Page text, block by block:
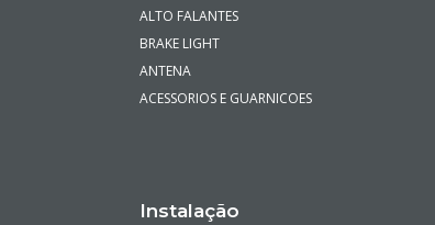
ALTO FALANTES
BRAKE LIGHT
ANTENA
ACESSORIOS E GUARNICOES
Instalação